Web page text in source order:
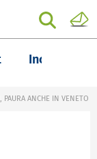
Inchieste
PAURA ANCHE IN VENETO